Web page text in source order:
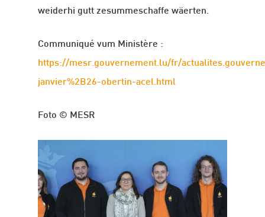
weiderhi gutt zesummeschaffe wäerten.
Communiqué vum Ministère :
https://mesr.gouvernement.lu/fr/
janvier%2B26-obertin-acel.html
Foto © MESR